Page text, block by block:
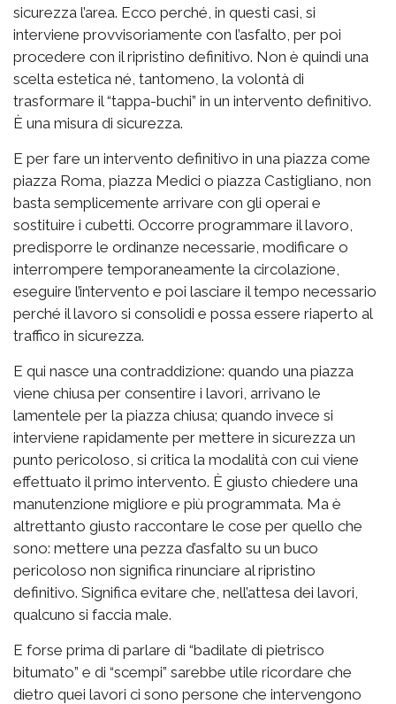
sicurezza l’area. Ecco perché, in questi casi, si
interviene provvisoriamente con l’asfalto, per poi
procedere con il ripristino definitivo. Non è quindi una
scelta estetica né, tantomeno, la volontà di
trasformare il “tappa-buchi” in un intervento definitivo.
È una misura di sicurezza.
E per fare un intervento definitivo in una piazza come
piazza Roma, piazza Medici o piazza Castigliano, non
basta semplicemente arrivare con gli operai e
sostituire i cubetti. Occorre programmare il lavoro,
predisporre le ordinanze necessarie, modificare o
interrompere temporaneamente la circolazione,
eseguire l’intervento e poi lasciare il tempo necessario
perché il lavoro si consolidi e possa essere riaperto al
traffico in sicurezza.
E qui nasce una contraddizione: quando una piazza
viene chiusa per consentire i lavori, arrivano le
lamentele per la piazza chiusa; quando invece si
interviene rapidamente per mettere in sicurezza un
punto pericoloso, si critica la modalità con cui viene
effettuato il primo intervento. È giusto chiedere una
manutenzione migliore e più programmata. Ma è
altrettanto giusto raccontare le cose per quello che
sono: mettere una pezza d’asfalto su un buco
pericoloso non significa rinunciare al ripristino
definitivo. Significa evitare che, nell’attesa dei lavori,
qualcuno si faccia male.
E forse prima di parlare di “badilate di pietrisco
bitumato” e di “scempi” sarebbe utile ricordare che
dietro quei lavori ci sono persone che intervengono